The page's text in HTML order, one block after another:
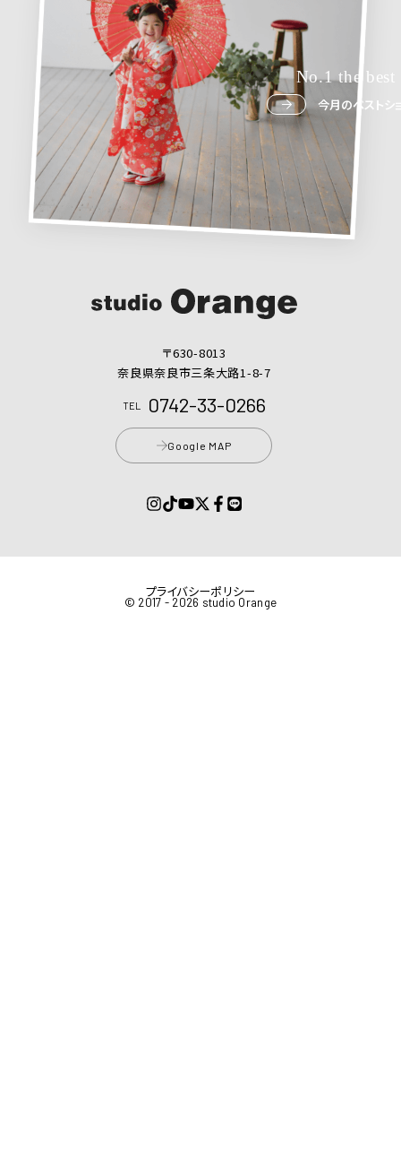
〒630-8013
奈良県奈良市三条大路1-8-7
TEL 0742-33-0266
Google MAP
No.1 the best
今月のベストシ
© 2017 - 2026 studio Orange
プライバシーポリシー